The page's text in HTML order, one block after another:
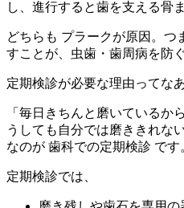
し、進行すると歯を支える骨
どちらも プラークが原因。つ
すことが、虫歯・歯周病を防
定期検診が必要な理由ってな
「毎日きちんと磨いているか
うしても自分では磨ききれな
なのが 歯科での定期検診 です
定期検診では、